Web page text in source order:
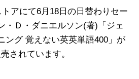
アにて6月18日の日替わりセー
・Ｄ・ダニエルソン(著)「ジェ
ング 覚えない英英単語400」が
されています。